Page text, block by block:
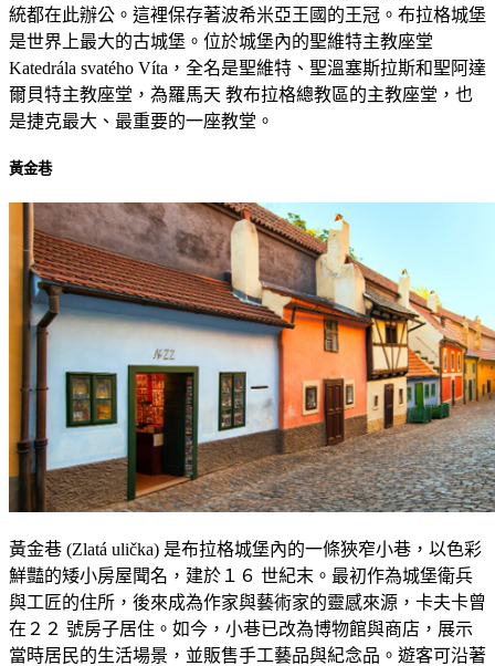
統都在此辦公。這裡保存著波希米亞王國的王冠。布拉格城堡
是世界上最大的古城堡。位於城堡內的聖維特主教座堂
Katedrála svatého Víta，全名是聖維特、聖溫塞斯拉斯和聖阿達
爾貝特主教座堂，為羅馬天 教布拉格總教區的主教座堂，也
是捷克最大、最重要的一座教堂。
黃金巷
黃金巷 (Zlatá ulička) 是布拉格城堡內的一條狹窄小巷，以色彩
鮮豔的矮小房屋聞名，建於１６ 世紀末。最初作為城堡衛兵
與工匠的住所，後來成為作家與藝術家的靈感來源，卡夫卡曾
在２２ 號房子居住。如今，小巷已改為博物館與商店，展示
當時居民的生活場景，並販售手工藝品與紀念品。遊客可沿著